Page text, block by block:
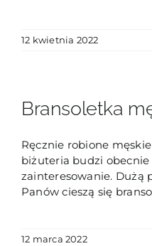
12 kwietnia 2022
Bransoletka
Ręcznie robione
biżuteria budzi obecnie
zainteresowanie. Dużą
Panów cieszą się
12 marca 2022